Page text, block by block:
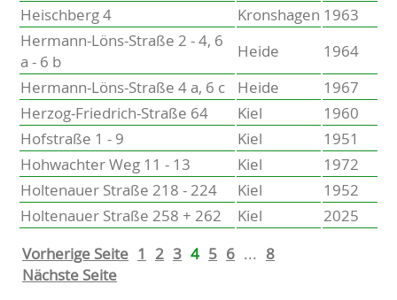
Heischberg 4
Kronshagen 1963
Hermann-Löns-Straße 2 - 4, 6
a - 6 b
Heide
1964
Hermann-Löns-Straße 4 a, 6 c
Heide
1967
Herzog-Friedrich-Straße 64
Kiel
1960
Hofstraße 1 - 9
Kiel
1951
Hohwachter Weg 11 - 13
Kiel
1972
Holtenauer Straße 218 - 224
Kiel
1952
Holtenauer Straße 258 + 262
Kiel
2025
Vorherige Seite 1 2 3 4 5 6 ... 8
Nächste Seite